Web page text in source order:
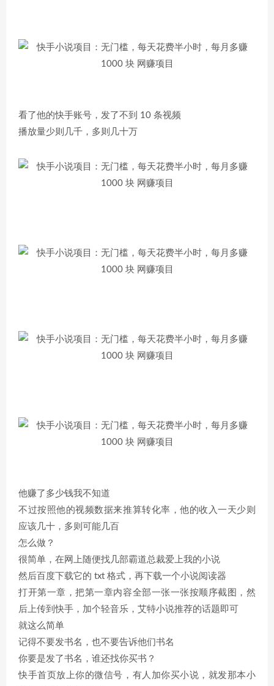
看了他的快手账号，发了不到 10 条视频
播放量少则几千，多则几十万
他赚了多少钱我不知道
不过按照他的视频数据来推算转化率，他的收入一天少则
应该几十，多则可能几百
怎么做？
很简单，在网上随便找几部霸道总裁爱上我的小说
然后百度下载它的 txt 格式，再下载一个小说阅读器
打开第一章，把第一章内容全部一张一张按顺序截图，然
后上传到快手，加个轻音乐，艾特小说推荐的话题即可
就这么简单
记得不要发书名，也不要告诉他们书名
你要是发了书名，谁还找你买书？
快手首页放上你的微信号，有人加你买小说，就发那本小